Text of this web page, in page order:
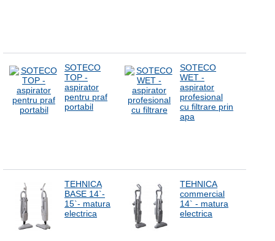
SOTECO
TOP -
aspirator
pentru praf
portabil
SOTECO
WET -
aspirator
profesional
cu filtrare prin
apa
TEHNICA
BASE 14`-
15`- matura
electrica
TEHNICA
commercial
14` - matura
electrica